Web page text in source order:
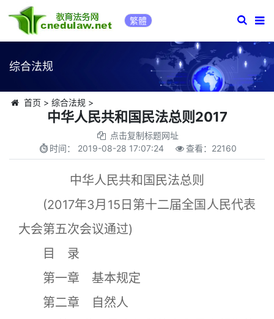
繁體
综合法规
首页 > 综合法规 >
中华人民共和国民法总则2017
点击复制标题网址
时间： 2019-08-28 17:07:24 查看： 22160
中华人民共和国民法总则
(2017年3月15日第十二届全国人民代表
大会第五次会议通过)
目 录
第一章 基本规定
第二章 自然人